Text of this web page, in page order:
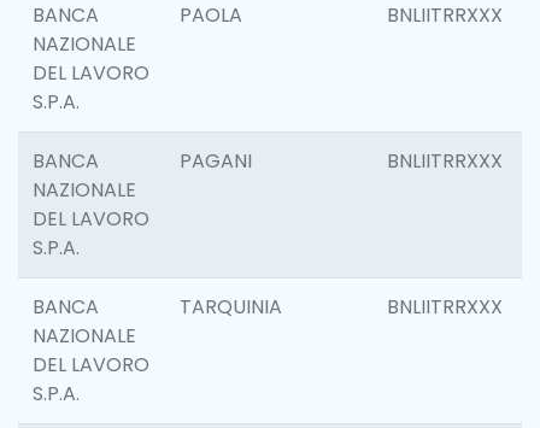
BANCA
NAZIONALE
DEL LAVORO
S.P.A.
PAOLA BNLIITRRXXX
BANCA
NAZIONALE
DEL LAVORO
S.P.A.
PAGANI BNLIITRRXXX
BANCA
NAZIONALE
DEL LAVORO
S.P.A.
TARQUINIA BNLIITRRXXX